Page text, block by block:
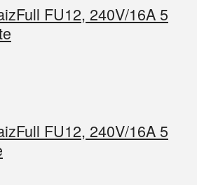
FU12, 240V/16A 5
FU12, 240V/16A 5